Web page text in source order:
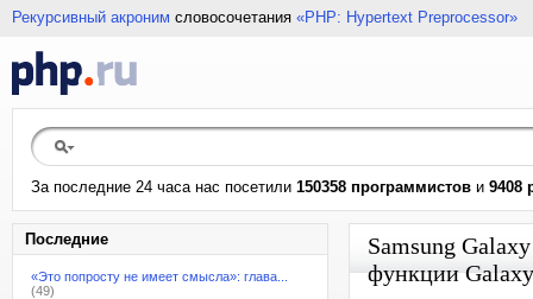
Рекурсивный акроним словосочетания «PHP: Hypertext Preprocessor»
За последние 24 часа нас посетили 150358 программистов и 9408
Последние
«Это попросту не имеет смысла»: глава...
(49)
Samsung
функции